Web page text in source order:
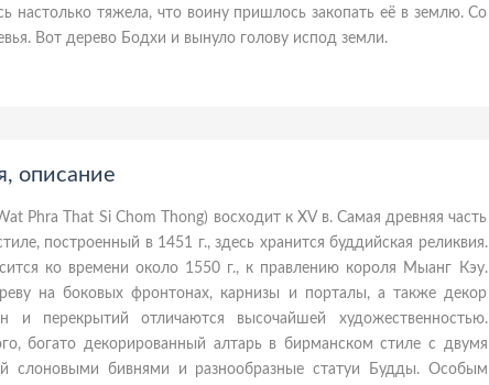
настолько тяжела, что воину пришлось закопать её в землю. Со
Вот дерево Бодхи и вынуло голову испод земли.
описание
Phra That Si Chom Thong) восходит к XV в. Самая древняя часть
построенный в 1451 г., здесь хранится буддийская реликвия.
ко времени около 1550 г., к правлению короля Мыанг Кэу.
на боковых фронтонах, карнизы и порталы, а также декор
и перекрытий отличаются высочайшей художественностью.
богато декорированный алтарь в бирманском стиле с двумя
слоновыми бивнями и разнообразные статуи Будды. Особым